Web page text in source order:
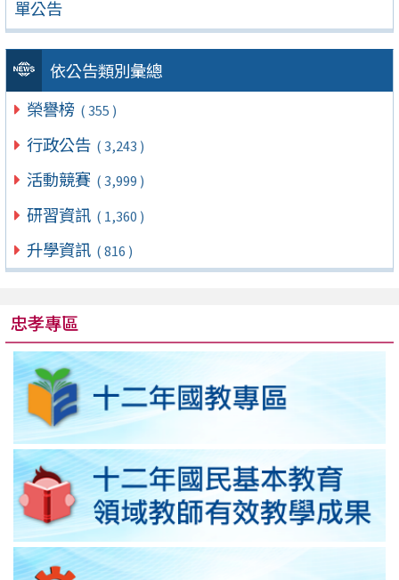
單公告
依公告類別彙總
榮譽榜 ( 355 )
行政公告 ( 3,243 )
活動競賽 ( 3,999 )
研習資訊 ( 1,360 )
升學資訊 ( 816 )
忠孝專區